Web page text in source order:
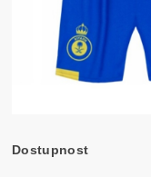
Dostupnost